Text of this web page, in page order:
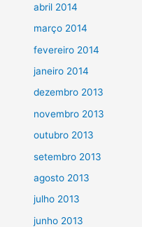
abril 2014
março 2014
fevereiro 2014
janeiro 2014
dezembro 2013
novembro 2013
outubro 2013
setembro 2013
agosto 2013
julho 2013
junho 2013